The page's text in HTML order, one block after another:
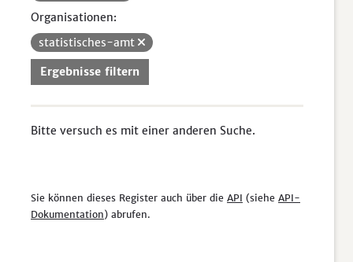
Organisationen:
statistisches-amt
Ergebnisse filtern
Bitte versuch es mit einer anderen Suche.
Sie können dieses Register auch über die API (siehe API-
Dokumentation) abrufen.